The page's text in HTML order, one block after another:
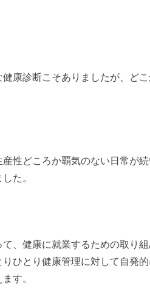
康診断こそありましたが、ど
性どころか覇気のない日常が
た。
、健康に就業するための取り
ひとり健康管理に対して自発
す。